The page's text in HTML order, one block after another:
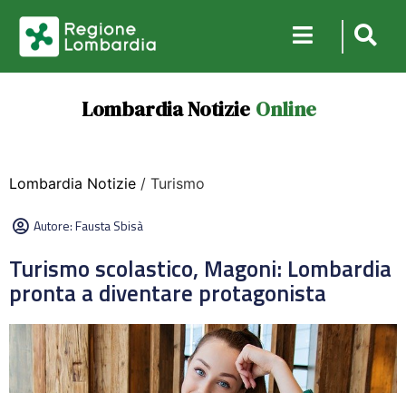
Lombardia Notizie Online
Lombardia Notizie / Turismo
Autore:Fausta Sbisà
Turismo scolastico, Magoni: Lombardia
pronta a diventare protagonista